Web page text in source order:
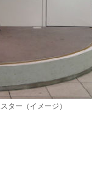
ター（イメージ）